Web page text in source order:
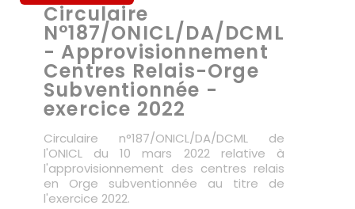
Circulaire
N°187/ONICL/DA/DCML
- Approvisionnement
Centres Relais-Orge
Subventionnée -
exercice 2022
Circulaire n°187/ONICL/DA/DCML de
l'ONICL du 10 mars 2022 relative à
l'approvisionnement des centres relais
en Orge subventionnée au titre de
l'exercice 2022.